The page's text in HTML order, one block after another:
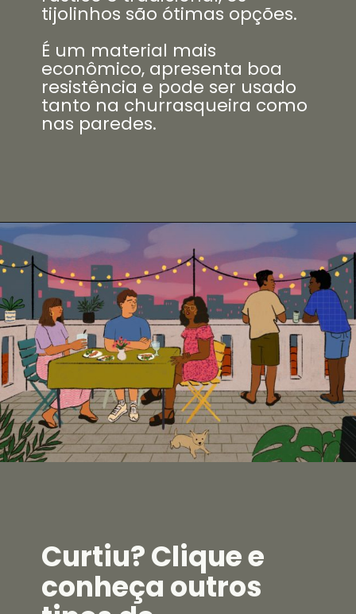
tijolinhos são ótimas opções.
É um material mais
econômico, apresenta boa
resistência e pode ser usado
tanto na churrasqueira como
nas paredes.
Curtiu? Clique e
conheça outros